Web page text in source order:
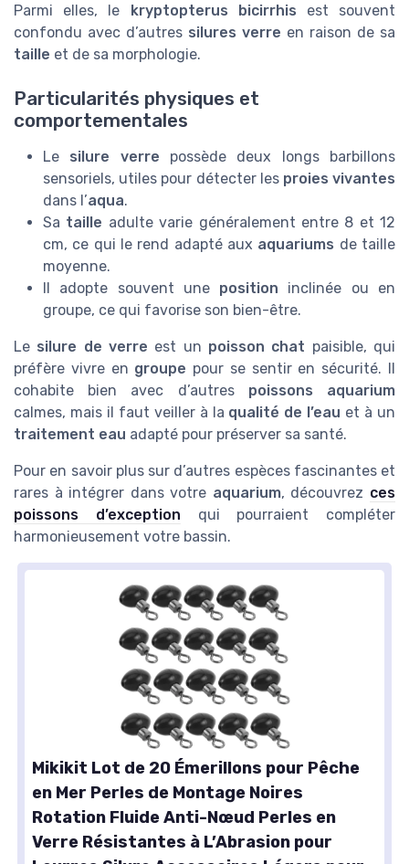
Parmi elles, le kryptopterus bicirrhis est souvent
confondu avec d’autres silures verre en raison de sa
taille et de sa morphologie.
Particularités physiques et
comportementales
Le silure verre possède deux longs barbillons
sensoriels, utiles pour détecter les proies vivantes
dans l’aqua.
Sa taille adulte varie généralement entre 8 et 12
cm, ce qui le rend adapté aux aquariums de taille
moyenne.
Il adopte souvent une position inclinée ou en
groupe, ce qui favorise son bien-être.
Le silure de verre est un poisson chat paisible, qui
préfère vivre en groupe pour se sentir en sécurité. Il
cohabite bien avec d’autres poissons aquarium
calmes, mais il faut veiller à la qualité de l’eau et à un
traitement eau adapté pour préserver sa santé.
Pour en savoir plus sur d’autres espèces fascinantes et
rares à intégrer dans votre aquarium, découvrez ces
poissons d’exception qui pourraient compléter
harmonieusement votre bassin.
Mikikit Lot de 20 Émerillons pour Pêche
en Mer Perles de Montage Noires
Rotation Fluide Anti-Nœud Perles en
Verre Résistantes à L’Abrasion pour